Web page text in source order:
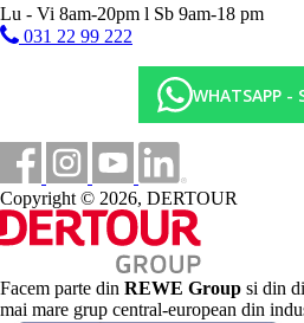
Masa
Un restaurant tip bufet
Restaurant principal
Mic dejun: 07:00 - 10:00
Pranz: 12:30 - 14:30
Bauturi si gustari
Baruri si restaurante selectate
Bauturi calde, bauturi
spirtoase: 10:00 - 23:00
Gustari intre mese
Categoria oficiala
4 stele
Lu - Vi 8am-20pm l Sb 9am-18 pm
031 22 99 222
WHATSAPP -
Copyright © 2026, DERTOUR
Facem parte din REWE Group si din
mai mare grup central-european din